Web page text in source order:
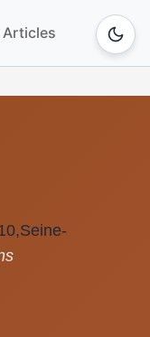
Articles